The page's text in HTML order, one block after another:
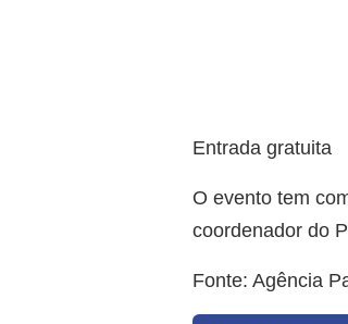
Entrada gratuita
O evento tem
coordenador do
Fonte: Agência